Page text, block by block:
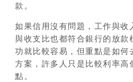
款。
如果信用沒有問題，工作與收
與收支比也都符合銀行的放款
功就比較容易，但重點是如何
方案，許多人只是比較利率高
點。